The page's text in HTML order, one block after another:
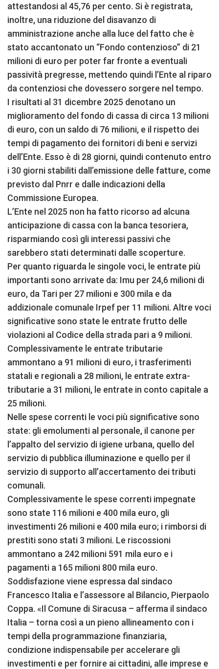
attestandosi al 45,76 per cento. Si è registrata,
inoltre, una riduzione del disavanzo di
amministrazione anche alla luce del fatto che è
stato accantonato un “Fondo contenzioso” di 21
milioni di euro per poter far fronte a eventuali
passività pregresse, mettendo quindi l’Ente al riparo
da contenziosi che dovessero sorgere nel tempo.
I risultati al 31 dicembre 2025 denotano un
miglioramento del fondo di cassa di circa 13 milioni
di euro, con un saldo di 76 milioni, e il rispetto dei
tempi di pagamento dei fornitori di beni e servizi
dell’Ente. Esso è di 28 giorni, quindi contenuto entro
i 30 giorni stabiliti dall’emissione delle fatture, come
previsto dal Pnrr e dalle indicazioni della
Commissione Europea.
L’Ente nel 2025 non ha fatto ricorso ad alcuna
anticipazione di cassa con la banca tesoriera,
risparmiando così gli interessi passivi che
sarebbero stati determinati dalle scoperture.
Per quanto riguarda le singole voci, le entrate più
importanti sono arrivate da: Imu per 24,6 milioni di
euro, da Tari per 27 milioni e 300 mila e da
addizionale comunale Irpef per 11 milioni. Altre voci
significative sono state le entrate frutto delle
violazioni al Codice della strada pari a 9 milioni.
Complessivamente le entrate tributarie
ammontano a 91 milioni di euro, i trasferimenti
statali e regionali a 28 milioni, le entrate extra-
tributarie a 31 milioni, le entrate in conto capitale a
25 milioni.
Nelle spese correnti le voci più significative sono
state: gli emolumenti al personale, il canone per
l’appalto del servizio di igiene urbana, quello del
servizio di pubblica illuminazione e quello per il
servizio di supporto all’accertamento dei tributi
comunali.
Complessivamente le spese correnti impegnate
sono state 116 milioni e 400 mila euro, gli
investimenti 26 milioni e 400 mila euro; i rimborsi di
prestiti sono stati 3 milioni. Le riscossioni
ammontano a 242 milioni 591 mila euro e i
pagamenti a 165 milioni 800 mila euro.
Soddisfazione viene espressa dal sindaco
Francesco Italia e l’assessore al Bilancio, Pierpaolo
Coppa. «Il Comune di Siracusa – afferma il sindaco
Italia – torna così a un pieno allineamento con i
tempi della programmazione finanziaria,
condizione indispensabile per accelerare gli
investimenti e per fornire ai cittadini, alle imprese e